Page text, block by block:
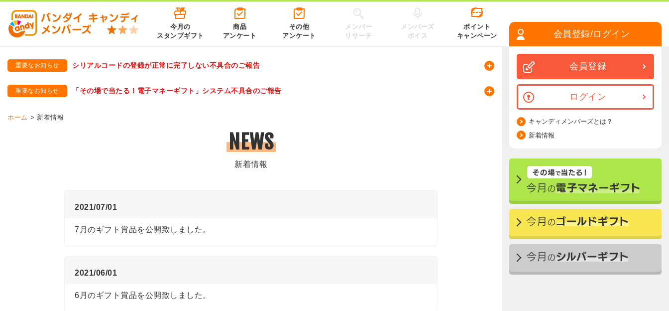
今月の
スタンプギフト
商品
アンケート
その他
アンケート
メンバー
リサーチ
メンバーズ
ボイス
ポイント
キャンペーン
重要なお知らせ
シリアルコードの登録が正常に完了しない不具合のご報告
重要なお知らせ
「その場で当たる！電子マネーギフト」システム不具合のご報告
ホーム 新着情報
NEWS
新着情報
2021/07/01
7月のギフト賞品を公開致しました。
2021/06/01
6月のギフト賞品を公開致しました。
会員登録/ログイン
会員登録
ログイン
キャンディメンバーズとは？
新着情報